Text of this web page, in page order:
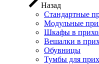
Назад
Стандартные
Модульные
Шкафы в
Вешалки в
Обувницы
Тумбы для